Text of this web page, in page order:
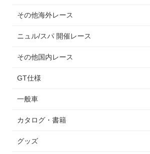
その他海外レース
ニュル/スパ 開催レース
その他国内レース
GT仕様
一般車
カタログ・書籍
グッズ